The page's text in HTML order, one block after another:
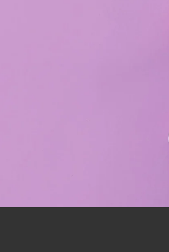
años sin supervisión de un adulto.
y de fuentes directas de calor.
del producto.
de las costuras y accesorios
con humedad excesiva.
productos abrasivos para su
conservar su forma y apariencia.
y seco cuando no esté en uso.